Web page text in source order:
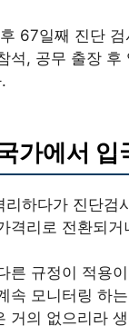
67일째 진단
석, 공무 출장 후
가에서 입
리하다가 진단검
격리로 전환되
른 규정이 적용
속 모니터링 하
거의 없으리라